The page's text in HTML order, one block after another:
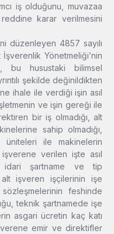
iş olduğunu, muvazaa
reddine karar verilmesini
düzenleyen 4857 sayılı
Yönetmeliği’nin
bu husustaki bilimsel
şekilde değinildikten
ihale ile verdiği işin asıl
ve işin gereği ile
bir iş olmadığı, alt
sahip olmadığı,
ile makinelerin
işverene verilen işte asıl
idari şartname ve tip
işveren işçilerinin işe
sözleşmelerinin feshinde
teknik şartnamede işe
asgari ücretin kaç katı
emir ve direktifler